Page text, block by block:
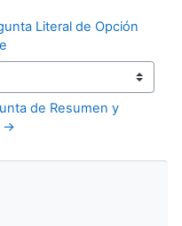
Literal de Opción
de Resumen y
→